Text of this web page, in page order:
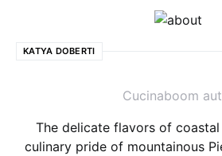
KATYA DOBERTI
Cucinaboom
The delicate flavors of
culinary pride of mountainous